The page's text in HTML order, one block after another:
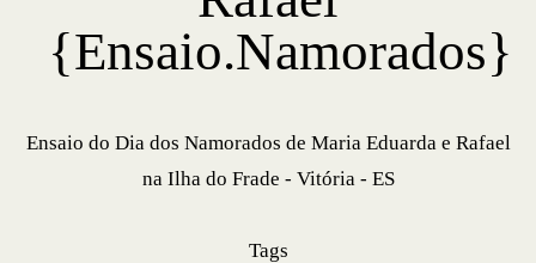
{Ensaio.Namorados}
Ensaio do Dia dos Namorados de Maria Eduarda e Rafael
na Ilha do Frade - Vitória - ES
Tags